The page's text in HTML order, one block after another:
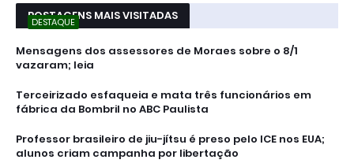
POSTAGENS MAIS VISITADAS
DESTAQUE
Mensagens dos assessores de Moraes sobre o 8/1
vazaram; leia
Terceirizado esfaqueia e mata três funcionários em
fábrica da Bombril no ABC Paulista
Professor brasileiro de jiu-jítsu é preso pelo ICE nos EUA;
alunos criam campanha por libertação